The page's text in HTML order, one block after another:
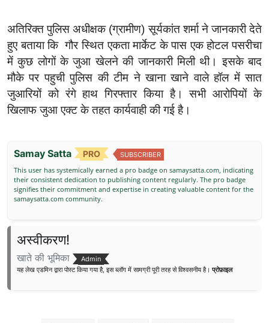
अतिरिक्त पुलिस अधीक्षक (ग्रामीण) सूर्यकांत शर्मा ने जानकारी देते
हुए बताया कि गौर स्थित एकता मार्केट के पास एक होटल पसरीचा
में कुछ लोगों के जुआ खेलने की जानकारी मिली थी। इसके बाद
मौके पर पहुची पुलिस की टीम ने खाना खाने वाले हॉल में सात
जुआरियों को रंगे हाथ गिरफ्तार किया है। सभी आरोपियों के
खिलाफ जुआ एक्ट के तहत कार्यवाही की गई है।
Samay Satta PRO SUBSCRIBER
This user has systemically earned a pro badge on samaysatta.com, indicating
their consistent dedication to publishing content regularly. The pro badge
signifies their commitment and expertise in creating valuable content for the
samaysatta.com community.
अस्वीकरण!
खाते की भूमिका Admin
यह लेख एडमिन द्वारा पोस्ट किया गया है, इस ब्लॉग में सामग्री पूरी तरह से विश्वसनीय है।प्रोफ़ाइल